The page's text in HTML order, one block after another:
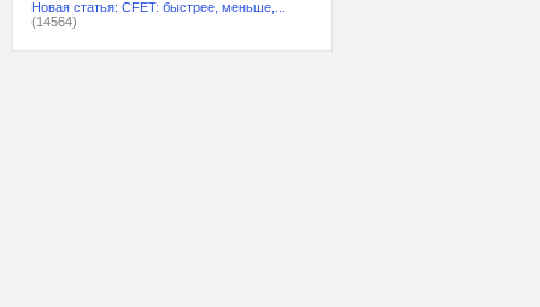
Новая статья: CFET: быстрее, меньше,...
(14564)